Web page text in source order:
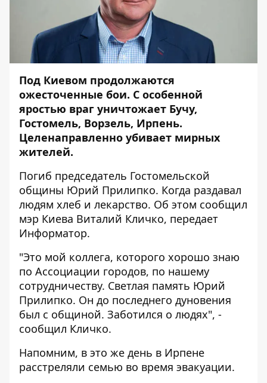
Под Киевом продолжаются
ожесточенные бои. С особенной
яростью враг уничтожает Бучу,
Гостомель, Ворзель, Ирпень.
Целенаправленно убивает мирных
жителей.
Погиб председатель Гостомельской
общины Юрий Прилипко. Когда раздавал
людям хлеб и лекарство. Об этом сообщил
мэр Киева Виталий Кличко, передает
Информатор.
"Это мой коллега, которого хорошо знаю
по Ассоциации городов, по нашему
сотрудничеству. Светлая память Юрий
Прилипко. Он до последнего дуновения
был с общиной. Заботился о людях", -
сообщил Кличко.
Напомним, в это же день в Ирпене
расстреляли семью во время эвакуации.